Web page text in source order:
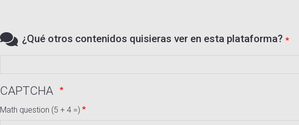
¿Qué otros contenidos quisieras ver en esta plataforma?
CAPTCHA
Math question (5 + 4 =)